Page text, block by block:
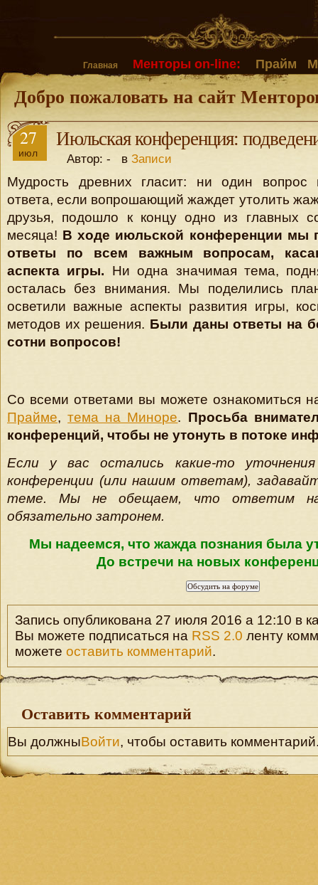
Главная Менторы on-line: Прайм
Добро пожаловать на сайт
27
июл
Июльская конференция:
Автор: - в Записи
Мудрость древних гласит: ни один вопрос
ответа, если вопрошающий жаждет утолить
друзья, подошло к концу одно из главных
месяца! В ходе июльской конференции мы
ответы по всем важным вопросам,
аспекта игры. Ни одна значимая тема,
осталась без внимания. Мы поделились
осветили важные аспекты развития игры,
методов их решения. Были даны ответы на
сотни вопросов!
Со всеми ответами вы можете ознакомиться
Прайме,тема на Миноре. Просьба
конференций, чтобы не утонуть в потоке
Если у вас остались какие-то
конференции (или нашим ответам),
теме. Мы не обещаем, что ответим
обязательно затронем.
Мы надеемся, что жажда познания была
До встречи на новых
Запись опубликована 27 июля 2016 а 12:10 в
Вы можете подписаться на RSS 2.0 ленту
можете оставить комментарий.
Оставить комментарий
Вы должныВойти, чтобы оставить